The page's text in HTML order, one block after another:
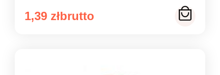
1,39 zł
Zakres